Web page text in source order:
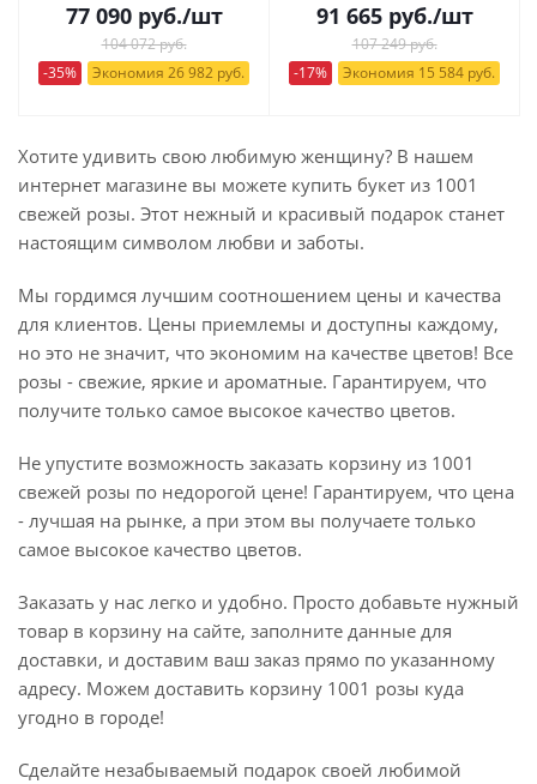
77 090руб./шт
104 072 руб.
-35%
Экономия 26 982 руб.
91 665руб./шт
107 249 руб.
-17%
Экономия 15 584 руб.
Хотите удивить свою любимую женщину? В нашем
интернет магазине вы можете купить букет из 1001
свежей розы. Этот нежный и красивый подарок станет
настоящим символом любви и заботы.
Мы гордимся лучшим соотношением цены и качества
для клиентов. Цены приемлемы и доступны каждому,
но это не значит, что экономим на качестве цветов! Все
розы - свежие, яркие и ароматные. Гарантируем, что
получите только самое высокое качество цветов.
Не упустите возможность заказать корзину из 1001
свежей розы по недорогой цене! Гарантируем, что цена
- лучшая на рынке, а при этом вы получаете только
самое высокое качество цветов.
Заказать у нас легко и удобно. Просто добавьте нужный
товар в корзину на сайте, заполните данные для
доставки, и доставим ваш заказ прямо по указанному
адресу. Можем доставить корзину 1001 розы куда
угодно в городе!
Сделайте незабываемый подарок своей любимой